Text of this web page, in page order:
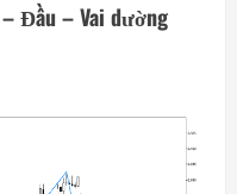
Đầu – Vai dường